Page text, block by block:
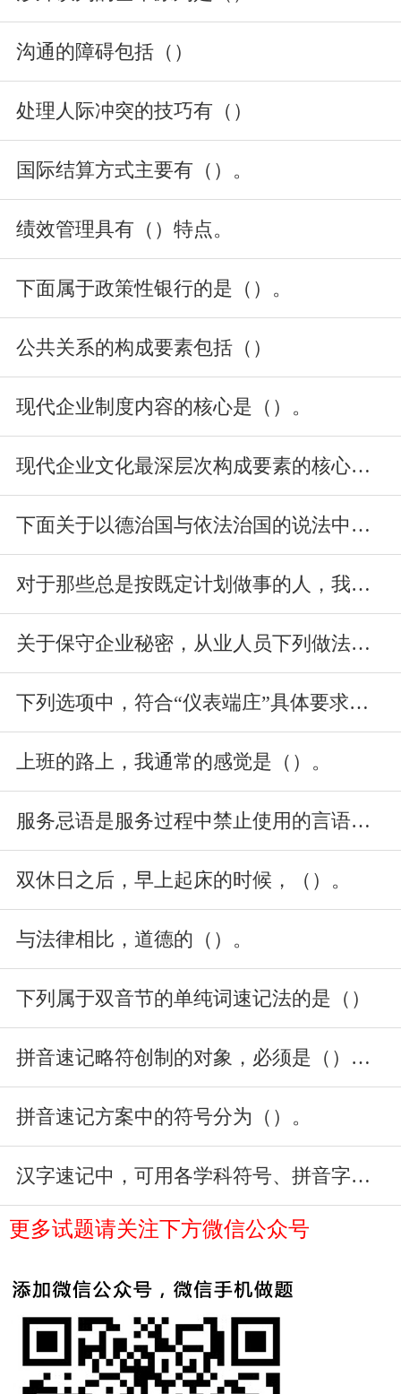
沟通的障碍包括（）
处理人际冲突的技巧有（）
国际结算方式主要有（）。
绩效管理具有（）特点。
下面属于政策性银行的是（）。
公共关系的构成要素包括（）
现代企业制度内容的核心是（）。
现代企业文化最深层次构成要素的核心内容是企业的（）。
下面关于以德治国与依法治国的说法中。正确的是（）。
对于那些总是按既定计划做事的人，我（）。
关于保守企业秘密，从业人员下列做法或想法中正确的是（）。
下列选项中，符合“仪表端庄”具体要求的是（）。
上班的路上，我通常的感觉是（）。
服务忌语是服务过程中禁止使用的言语。下列言语中属于服务“忌语”的
双休日之后，早上起床的时候，（）。
与法律相比，道德的（）。
下列属于双音节的单纯词速记法的是（）
拼音速记略符创制的对象，必须是（）和句子。
拼音速记方案中的符号分为（）。
汉字速记中，可用各学科符号、拼音字母及（）替代。
更多试题请关注下方微信公众号